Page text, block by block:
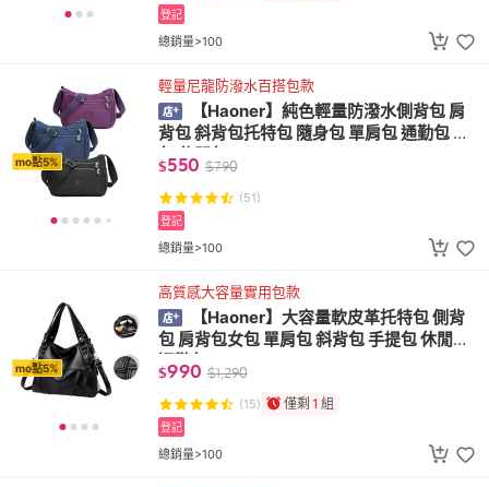
總銷量>100
登記
mo點5%
輕量尼龍防潑水百搭包款
【Haoner】純色輕量防潑水側背包 肩
背包 斜背包托特包 隨身包 單肩包 通勤包 女
包 休閒包
$550 $790
(51)
總銷量>100
登記
mo點5%
高質感大容量實用包款
【Haoner】大容量軟皮革托特包 側背
包 肩背包女包 單肩包 斜背包 手提包 休閒包
通勤包
$990 $1,290
(15) 僅剩 1 組
總銷量>100
登記